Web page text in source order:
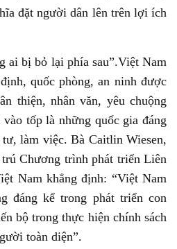
đặt người dân lên trên lợi ích
ai bị bỏ lại phía sau”.Việt Nam
quốc phòng, an ninh được
thiện, nhân văn, yêu chuộng
tốp là những quốc gia đáng
làm việc. Bà Caitlin Wiesen,
Chương trình phát triển Liên
Nam khẳng định: “Việt Nam
đáng kể trong phát triển con
bộ trong thực hiện chính sách
toàn diện”.